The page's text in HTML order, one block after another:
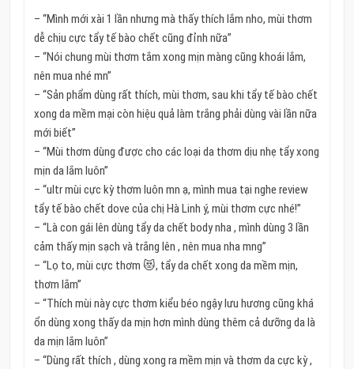
– “Mình mới xài 1 lần nhưng mà thấy thích lắm nho, mùi thơm
dễ chịu cực tẩy tế bào chết cũng đỉnh nữa”
– “Nói chung mùi thơm tắm xong mịn màng cũng khoái lắm,
nên mua nhé mn”
– “Sản phẩm dùng rất thích, mùi thơm, sau khi tẩy tế bào chết
xong da mềm mại còn hiệu quả làm trắng phải dùng vài lần nữa
mới biết”
– “Mùi thơm dùng được cho các loại da thơm dịu nhẹ tẩy xong
mịn da lắm luôn”
– “ultr mùi cực kỳ thơm luôn mn ạ, mình mua tại nghe review
tẩy tế bào chết dove của chị Hà Linh ý, mùi thơm cực nhé!”
– “Là con gái lên dùng tẩy da chết body nha , mình dùng 3 lần
cảm thấy mịn sạch và trắng lên , nên mua nha mng”
– “Lọ to, mùi cực thơm 😻, tẩy da chết xong da mềm mịn,
thơm lắm”
– “Thích mùi này cực thơm kiểu béo ngậy lưu hương cũng khá
ổn dùng xong thấy da mịn hơn mình dùng thêm cả dưỡng da là
da mịn lắm luôn”
– “Dùng rất thích , dùng xong ra mềm mịn và thơm da cực kỳ ,